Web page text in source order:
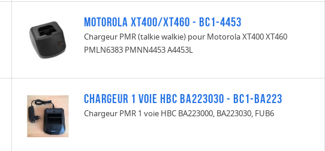
Motorola XT400/XT460 - BC1-4453
Chargeur PMR (talkie walkie) pour Motorola XT400 XT460
PMLN6383 PMNN4453 A4453L
CHARGEUR 1 VOIE HBC BA223030 - BC1-BA223
Chargeur PMR 1 voie HBC BA223000, BA223030, FUB6